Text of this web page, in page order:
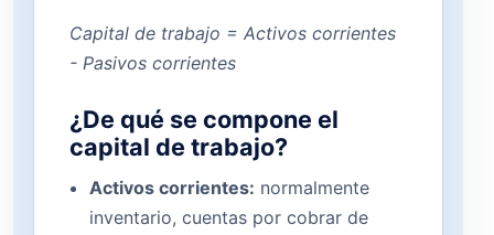
Capital de trabajo = Activos corrientes
- Pasivos corrientes
¿De qué se compone el
capital de trabajo?
Activos corrientes: normalmente
inventario, cuentas por cobrar de